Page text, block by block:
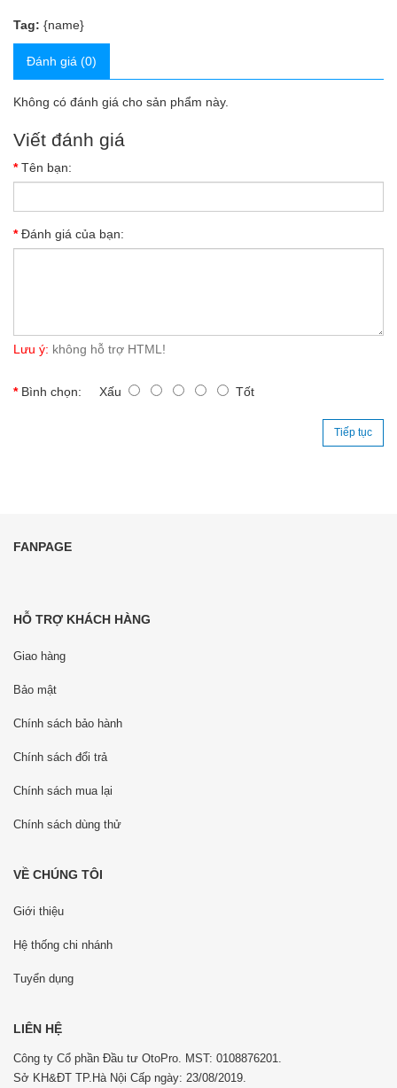
Tag: {name}
Đánh giá (0)
Không có đánh giá cho sản phẩm này.
Viết đánh giá
Tên bạn:
Đánh giá của bạn:
Lưu ý: không hỗ trợ HTML!
Bình chọn: Xấu Tốt
Tiếp tục
FANPAGE
HỖ TRỢ KHÁCH HÀNG
Giao hàng
Bảo mật
Chính sách bảo hành
Chính sách đổi trả
Chính sách mua lại
Chính sách dùng thử
VỀ CHÚNG TÔI
Giới thiệu
Hệ thống chi nhánh
Tuyển dụng
LIÊN HỆ
Công ty Cổ phần Đầu tư OtoPro. MST: 0108876201.
Sở KH&ĐT TP.Hà Nội Cấp ngày: 23/08/2019.